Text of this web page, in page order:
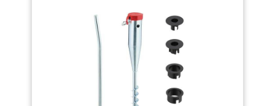
avec la tige de vissage : piquet
pour un maintien ferme dans la
pelouse ou le sable. Notre
support est polyvalent, compact
spéciaux. Parfait comme
ancrage pour poteaux pour
de drapeau et bien plus encore.
GRUNDLINE – simple, rapide et
sûr pour fonder ! Robustesse :
Les ancrages de sol Erdanker
sont synonymes de robustesse
et de durabilité maximales –
idéaux pour une utilisation dans